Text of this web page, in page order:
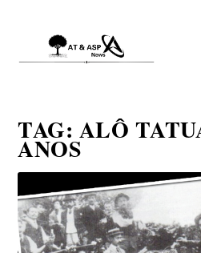
TAG: ALÔ
ANOS